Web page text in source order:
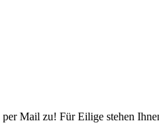
per Mail zu! Für Eilige stehen